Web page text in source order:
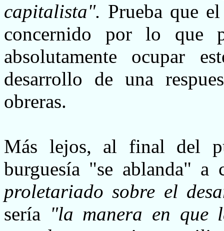
capitalista". Prueba que
concernido por lo que
absolutamente ocupar
desarrollo de una
obreras.
Más lejos, al final del
burguesía "se ablanda" a
proletariado sobre el
sería "la manera en que